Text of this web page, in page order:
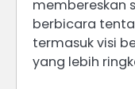
membereskan
berbicara
termasuk visi
yang lebih